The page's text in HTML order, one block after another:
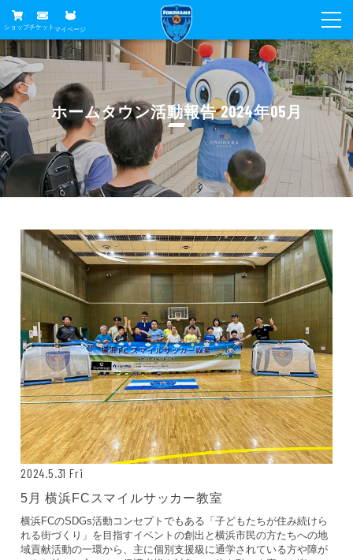
ショップチケット マイページ
ニュース
グッズ
ホームタウン
トップチーム
クラブ
試合
アカデミー
試合
試合日程
順位表
チケット
チケットガイド
チケット購入方法
販売スケジュール
ニッパツシート
Buy Ticket Here
チーム
スケジュール
練習見学について
横浜FC観戦ガイド
試合会場アクセス
観戦ルール・マナー
クラブ
クラブ概要
フリ丸のページ
ヒストリー
サステナビリティ
ホームタウン活動
横浜FCスポーツクラブ
ゲームスチュワード
学生インターンシップ
ファン
横浜FC公式オンラインショップ
クラブメンバー
スタータークラブ
スペシャルコンテンツ
オリジナルビール
アカデミー
育成ビジョン
試合日程・結果
アカデミー選手
アカデミースタッフ
フェニックスクラブ
サッカースクール
パートナー
パートナー一覧
あしながドリーム基金
お問い合わせ
お問い合わせ
ホームタウン活動報告 2024年05月
2024.5.31 Fri
5月 横浜FCスマイルサッカー教室
横浜FCのSDGs活動コンセプトでもある「子どもたちが住み続けら
れる街づくり」を目指すイベントの創出と横浜市民の方たちへの地
域貢献活動の一環から、主に個別支援級に通学されている方や障が